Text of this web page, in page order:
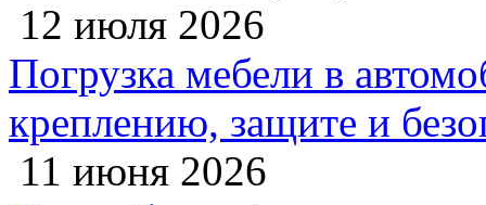
12 июля 2026
Погрузка мебели в
креплению, защите и
11 июня 2026